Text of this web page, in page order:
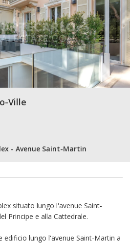
Ville
- Avenue Saint-Martin
situato lungo l'avenue Saint-
Principe e alla Cattedrale.
edificio lungo l'avenue Saint-Martin a